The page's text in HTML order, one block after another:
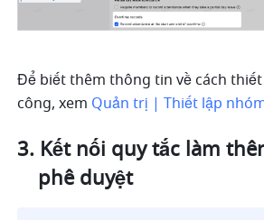
Để biết thêm thông tin về cách
công, xem Quản trị | Thiết lập
Kết nối quy tắc làm
phê duyệt